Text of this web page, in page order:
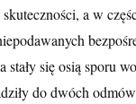
a w
stały się osią sporu
do dwóch